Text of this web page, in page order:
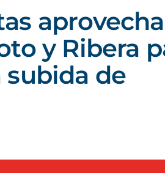
y Ribera
de